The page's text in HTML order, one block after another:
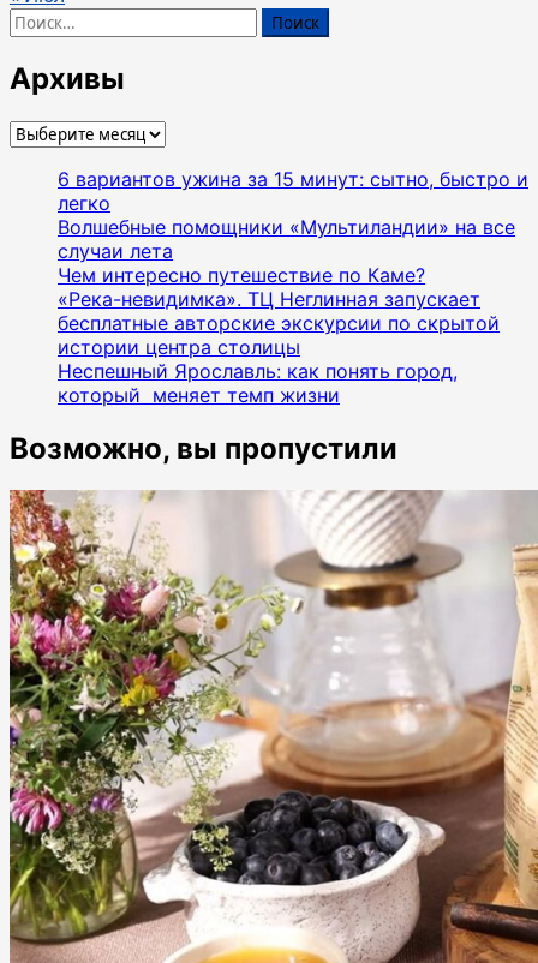
Найти:
Архивы
Архивы
6 вариантов ужина за 15 минут: сытно, быстро и
легко
Волшебные помощники «Мультиландии» на все
случаи лета
Чем интересно путешествие по Каме?
«Река-невидимка». ТЦ Неглинная запускает
бесплатные авторские экскурсии по скрытой
истории центра столицы
Неспешный Ярославль: как понять город,
который меняет темп жизни
Возможно, вы пропустили